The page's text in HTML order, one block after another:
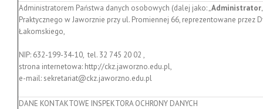
Administratorem Państwa danych osobowych (dalej jako: „Administrator
Praktycznego w Jaworznie przy ul. Promiennej 66, reprezentowane przez
Łakomskiego,
NIP: 632-199-34-10, tel. 32 745 20 02 ,
strona internetowa: http://ckz.jaworzno.edu.pl,
e-mail: sekretariat@ckz.jaworzno.edu.pl
DANE KONTAKTOWE INSPEKTORA OCHRONY DANYCH